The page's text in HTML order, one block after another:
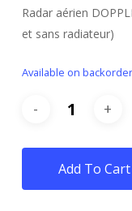
Radar aérien
et sans radiateur)
Available on backorder
Add To Cart